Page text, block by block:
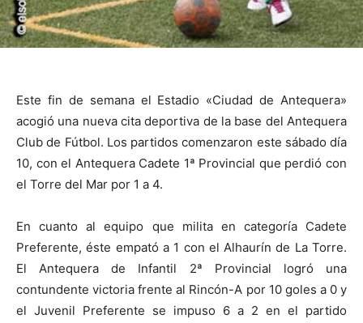
Este fin de semana el Estadio «Ciudad de Antequera»
acogió una nueva cita deportiva de la base del Antequera
Club de Fútbol. Los partidos comenzaron este sábado día
10, con el Antequera Cadete 1ª Provincial que perdió con
el Torre del Mar por 1 a 4.
En cuanto al equipo que milita en categoría Cadete
Preferente, éste empató a 1 con el Alhaurín de La Torre.
El Antequera de Infantil 2ª Provincial logró una
contundente victoria frente al Rincón-A por 10 goles a 0 y
el Juvenil Preferente se impuso 6 a 2 en el partido